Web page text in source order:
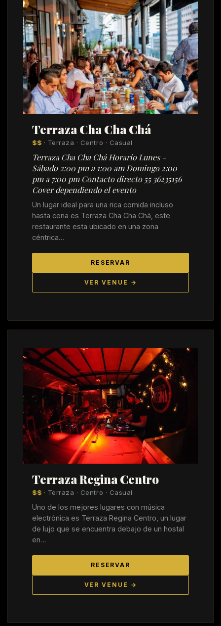
Terraza Cha Cha Chá
$$ · Terraza · Centro · Casual
Terraza Cha Cha Chá Horario Lunes -
Sábado 2:00 pm a 1:00 am Domingo 2:00
pm a 7:00 pm Contacto directo 55 36235156
Cover dependiendo el evento
Un lugar ideal para una rica comida incluso
hasta cena es Terraza Cha Cha Chá, este
restaurante esta ubicado en una zona
céntrica…
RESERVAR
VER VENUE →
Terraza Regina Centro
$$ · Terraza · Centro · Casual
Uno de los mejores lugares con música
electrónica es Terraza Regina Centro, un lugar
de lujo que se encuentra debajo de un hostal
en…
RESERVAR
VER VENUE →